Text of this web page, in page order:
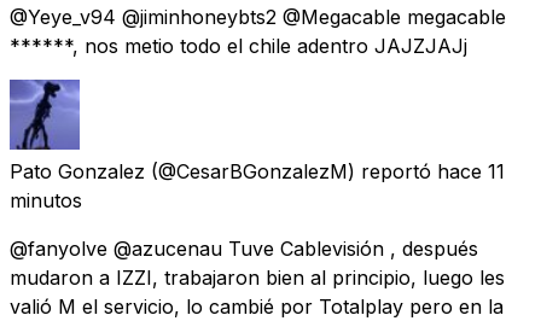
@Yeye_v94 @jiminhoneybts2 @Megacable megacable
******, nos metio todo el chile adentro JAJZJAJj
Pato Gonzalez (@CesarBGonzalezM) reportó hace 11
minutos
@fanyolve @azucenau Tuve Cablevisión , después
mudaron a IZZI, trabajaron bien al principio, luego les
valió M el servicio, lo cambié por Totalplay pero en la